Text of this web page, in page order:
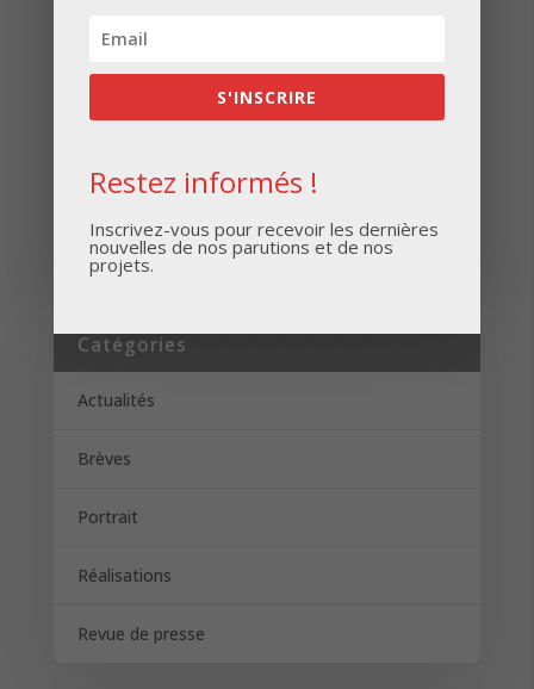
nouvelles de nos parutions et de nos projets.
S'INSCRIRE
Catégories
Actualités
Brèves
Portrait
Réalisations
Revue de presse
S'INSCRIRE
Restez informés !
Inscrivez-vous pour recevoir les dernières
nouvelles de nos parutions et de nos
projets.